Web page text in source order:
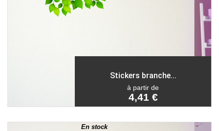
Stickers branche...
à partir de
4,41 €
En stock